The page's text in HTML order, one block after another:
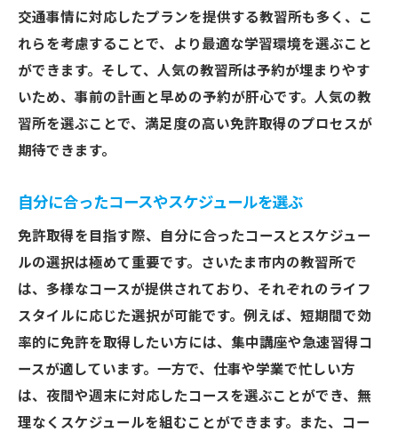
交通事情に対応したプランを提供する教習所も多く、こ
れらを考慮することで、より最適な学習環境を選ぶこと
ができます。そして、人気の教習所は予約が埋まりやす
いため、事前の計画と早めの予約が肝心です。人気の教
習所を選ぶことで、満足度の高い免許取得のプロセスが
期待できます。
自分に合ったコースやスケジュールを選ぶ
免許取得を目指す際、自分に合ったコースとスケジュー
ルの選択は極めて重要です。さいたま市内の教習所で
は、多様なコースが提供されており、それぞれのライフ
スタイルに応じた選択が可能です。例えば、短期間で効
率的に免許を取得したい方には、集中講座や急速習得コ
ースが適しています。一方で、仕事や学業で忙しい方
は、夜間や週末に対応したコースを選ぶことができ、無
理なくスケジュールを組むことができます。また、コー